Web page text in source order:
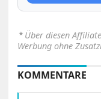
⋆ Über diesen
Werbung ohne
KOMMENTARE